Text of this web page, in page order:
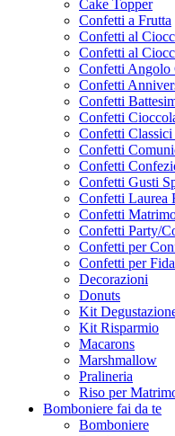
Cake Topper
Confetti a Frutta
Confetti al
Confetti al
Confetti Angolo
Confetti
Confetti
Confetti
Confetti
Confetti
Confetti
Confetti Gusti
Confetti Laurea
Confetti
Confetti Party/
Confetti per
Confetti per
Decorazioni
Donuts
Kit
Kit Risparmio
Macarons
Marshmallow
Pralineria
Riso per
Bomboniere fai da te
Bomboniere